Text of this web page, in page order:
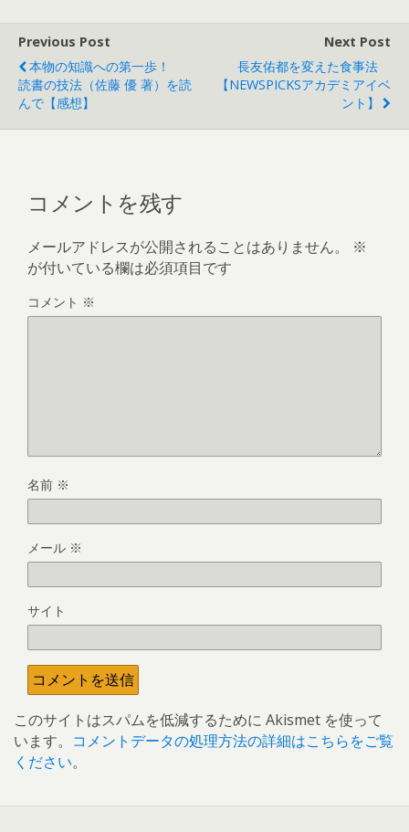
Previous Post
本物の知識への第一歩！
読書の技法（佐藤 優 著）を読
んで【感想】
Next Post
長友佑都を変えた食事法
【NEWSPICKSアカデミアイベ
ント】
コメントを残す
メールアドレスが公開されることはありません。
※
が付いている欄は必須項目です
コメント ※
名前 ※
メール ※
サイト
このサイトはスパムを低減するために Akismet を使って
います。 コメントデータの処理方法の詳細はこちらをご覧
ください。